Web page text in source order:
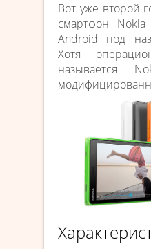
Вот уже второй
смартфон
Android под
Хотя
называется